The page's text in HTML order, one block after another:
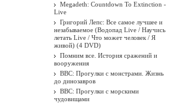
Megadeth: Countdown To Extinction -
Live
Григорий Лепс: Все самое лучшее и
незабываемое (Водопад Live / Научись
летать Live / Что может человек / Я
живой) (4 DVD)
Помним все. История сражений и
вооружения
BBC: Прогулки с монстрами. Жизнь
до динозавров
BBC: Прогулки с морскими
чудовищами